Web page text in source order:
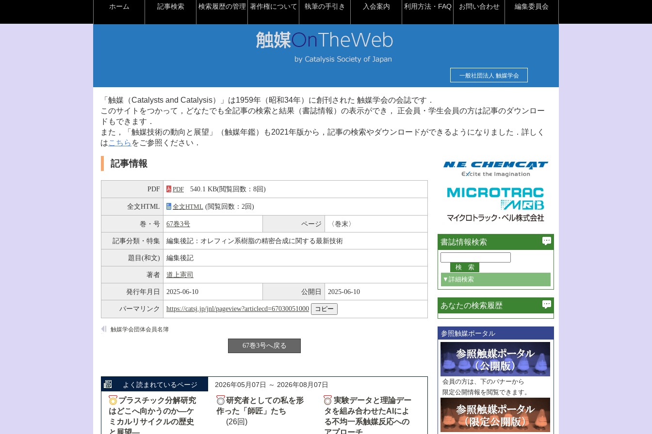
ホーム 記事検索 検索履歴の管理 著作権について 執筆の手引き 入会案内 利用方法・FAQ お問い合わせ 編集委員会
一般社団法人 触媒学会
「触媒（Catalysts and Catalysis）」は1959年（昭和34年）に創刊された 触媒学会の会誌です．
このサイトをつかって，どなたでも全記事の検索と結果（書誌情報）の表示ができ， 正会員・学生会員の方は記事のダウンロー
ドもできます．
また，「触媒技術の動向と展望」（触媒年鑑）も2021年版から，記事の検索やダウンロードができるようになりました．詳しく
はこちら をご参照ください．
記事情報
PDF PDF 540.1 KB(閲覧回数：8回)
全文HTML 全文HTML (閲覧回数：2回)
巻・号 67巻3号 ページ 〈巻末〉
記事分類・特集 編集後記：オレフィン系樹脂の精密合成に関する最新技術
題目(和文) 編集後記
著者 道上憲司
発行年月日 2025-06-10 公開日 2025-06-10
パーマリンク https://catsj.jp/jnl/pageview?articlecd=67030051000
触媒学会団体会員名簿
67巻3号へ戻る
よく読まれているページ 2026年05月07日 ～ 2026年08月07日
プラスチック分解研究
はどこへ向かうのか―ケ
ミカルリサイクルの歴史
と展望―
研究者としての私を形
作った「師匠」たち
(26回)
実験データと理論デー
タを組み合わせたAIによ
る不均一系触媒反応への
アプローチ
書誌情報検索
▼詳細検索
必ず含む
巻・号指定
巻
号
範囲指定
巻
号～
巻
号
触媒年鑑
年度
記事種別
マーク：
マークあり
あなたの検索履歴
参照触媒ポータル
会員の方は、下のバナーから
限定公開情報を閲覧できます。